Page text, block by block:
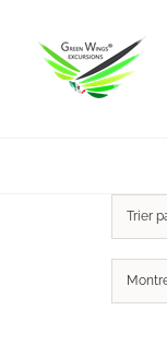
contenu
Trier